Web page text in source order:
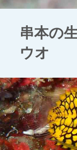
串本の
ウオ